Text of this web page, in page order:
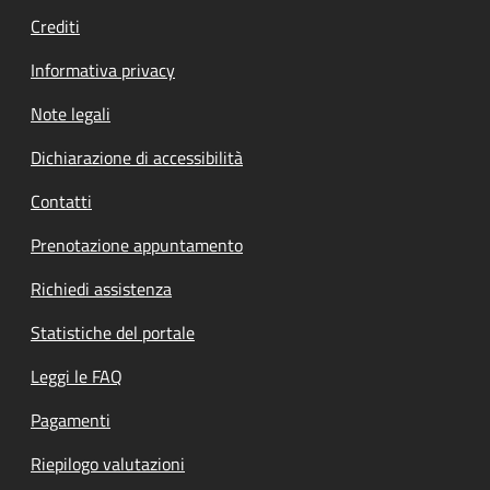
Crediti
Informativa privacy
Note legali
Dichiarazione di accessibilità
Contatti
Prenotazione appuntamento
Richiedi assistenza
Statistiche del portale
Leggi le FAQ
Pagamenti
Riepilogo valutazioni